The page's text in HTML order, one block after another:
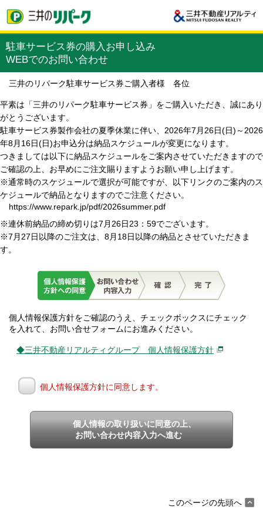
駐車サービス券の購入お申し込み
WEBでのお問い合わせ
三井のリパーク駐車サービス券ご購入者様 各位
平素は「三井のリパーク駐車サービス券」をご購入いただき、誠にあり
がとうございます。
駐車サービス券製作会社の夏季休業に伴い、2026年7月26日(日)～2026
年8月16日(日)お申込分は納品スケジュールが変更になります。
つきましては以下に納品スケジュールをご案内させていただきますので
ご確認の上、お早めにご注文賜りますようお願い申し上げます。
※通常時のスケジュールで選択が可能ですが、以下リンクのご案内のス
ケジュールで納品となりますのでご注意ください。
https://www.repark.jp/pdf/2026summer.pdf
※連休前納品の締め切りは7月26日23：59でございます。
※7月27日以降のご注文は、8月18日以降の納品とさせていただきま
す。
個人情報保護方針をご確認のうえ、チェックボックスにチェック
を入れて、お問い合せフォームにお進みください。
◆三井不動産リアルティグループ 個人情報保護方針
個人情報保護方針に同意します。
個人情報の取り扱いに同意の上、
お問い合わせ内容入力へ進む
このページの先頭へ